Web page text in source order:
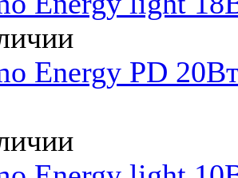
Energy PD